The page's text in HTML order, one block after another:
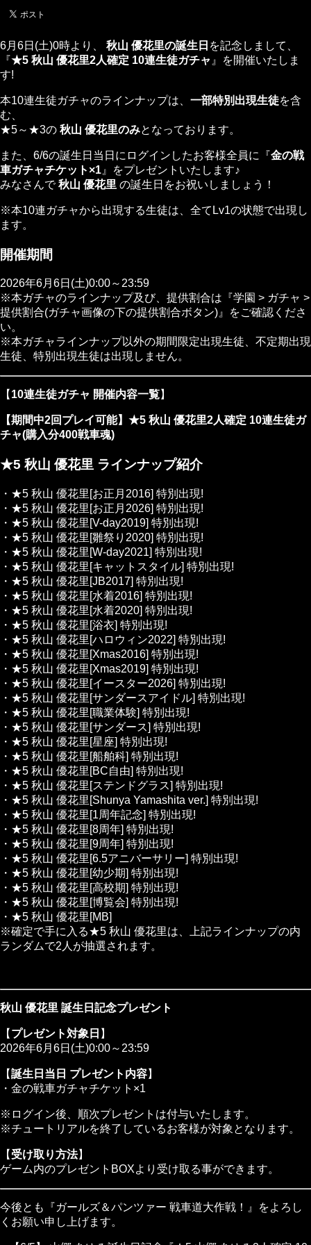
6月6日(土)0時より、 秋山 優花里の誕生日 を記念しまして、
『★5 秋山 優花里2人確定 10連生徒ガチャ 』を開催いたしま
す!
本10連生徒ガチャのラインナップは、 一部特別出現生徒を含
む、
★5～★3の 秋山 優花里のみとなっております。
また、6/6の誕生日当日にログインしたお客様全員に『金の戦
車ガチャチケット×1 』をプレゼントいたします♪
みなさんで秋山 優花里 の誕生日をお祝いしましょう！
※本10連ガチャから出現する生徒は、全てLv1の状態で出現し
ます。
開催期間
2026年6月6日(土)0:00～23:59
※本ガチャのラインナップ及び、提供割合は『学園 > ガチャ >
提供割合(ガチャ画像の下の提供割合ボタン)』をご確認くださ
い。
※本ガチャラインナップ以外の期間限定出現生徒、不定期出現
生徒、特別出現生徒は出現しません。
【 10連生徒ガチャ 開催内容一覧】
【期間中2回プレイ可能】★5 秋山 優花里2人確定 10連生徒ガ
チャ(購入分400戦車魂)
★5 秋山 優花里 ラインナップ紹介
・★5 秋山 優花里[お正月2016] 特別出現!
・★5 秋山 優花里[お正月2026] 特別出現!
・★5 秋山 優花里[V-day2019] 特別出現!
・★5 秋山 優花里[雛祭り2020] 特別出現!
・★5 秋山 優花里[W-day2021] 特別出現!
・★5 秋山 優花里[キャットスタイル] 特別出現!
・★5 秋山 優花里[JB2017] 特別出現!
・★5 秋山 優花里[水着2016] 特別出現!
・★5 秋山 優花里[水着2020] 特別出現!
・★5 秋山 優花里[浴衣] 特別出現!
・★5 秋山 優花里[ハロウィン2022] 特別出現!
・★5 秋山 優花里[Xmas2016] 特別出現!
・★5 秋山 優花里[Xmas2019] 特別出現!
・★5 秋山 優花里[イースター2026] 特別出現!
・★5 秋山 優花里[サンダースアイドル] 特別出現!
・★5 秋山 優花里[職業体験] 特別出現!
・★5 秋山 優花里[サンダース] 特別出現!
・★5 秋山 優花里[星座] 特別出現!
・★5 秋山 優花里[船舶科] 特別出現!
・★5 秋山 優花里[BC自由] 特別出現!
・★5 秋山 優花里[ステンドグラス] 特別出現!
・★5 秋山 優花里[Shunya Yamashita ver.] 特別出現!
・★5 秋山 優花里[1周年記念] 特別出現!
・★5 秋山 優花里[8周年] 特別出現!
・★5 秋山 優花里[9周年] 特別出現!
・★5 秋山 優花里[6.5アニバーサリー] 特別出現!
・★5 秋山 優花里[幼少期] 特別出現!
・★5 秋山 優花里[高校期] 特別出現!
・★5 秋山 優花里[博覧会] 特別出現!
・★5 秋山 優花里[MB]
※確定で手に入る★5 秋山 優花里は、上記ラインナップの内
ランダムで2人が抽選されます。
秋山 優花里 誕生日記念プレゼント
【 プレゼント対象日 】
2026年6月6日(土)0:00～23:59
【誕生日当日 プレゼント内容】
・金の戦車ガチャチケット×1
※ログイン後、順次プレゼントは付与いたします。
※チュートリアルを終了しているお客様が対象となります。
【 受け取り方法】
ゲーム内のプレゼントBOXより受け取る事ができます。
今後とも『ガールズ＆パンツァー 戦車道大作戦！』をよろし
くお願い申し上げます。